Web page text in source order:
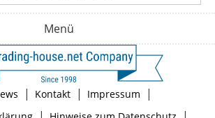
Menü
| Kontakt | Impressum |